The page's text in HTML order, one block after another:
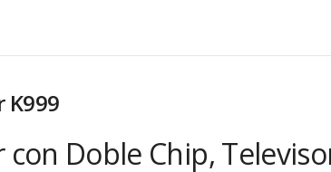
K999
con Doble Chip,